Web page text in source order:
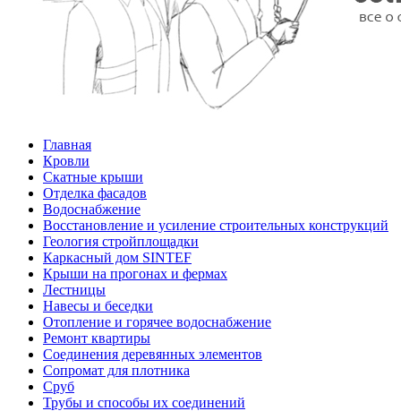
Главная
Кровли
Скатные крыши
Отделка фасадов
Водоснабжение
Восстановление и усиление строительных конструкций
Геология стройплощадки
Каркасный дом SINTEF
Крыши на прогонах и фермах
Лестницы
Навесы и беседки
Отопление и горячее водоснабжение
Ремонт квартиры
Соединения деревянных элементов
Сопромат для плотника
Сруб
Трубы и способы их соединений